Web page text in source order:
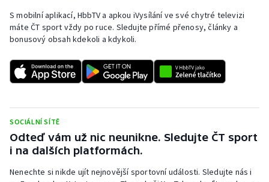
S mobilní aplikací, HbbTV a apkou iVysílání ve své chytré televizi
máte ČT sport vždy po ruce. Sledujte přímé přenosy, články a
bonusový obsah kdekoli a kdykoli.
SOCIÁLNÍ SÍTĚ
Odteď vám už nic neunikne. Sledujte ČT sport
i na dalších platformách.
Nenechte si nikde ujít nejnovější sportovní události. Sledujte nás i